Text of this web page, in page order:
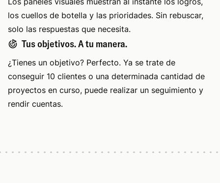
los cuellos de botella y las prioridades. Sin rebuscar,
solo las respuestas que necesita.
Tus objetivos. A tu manera.
¿Tienes un objetivo? Perfecto. Ya se trate de
conseguir 10 clientes o una determinada cantidad de
proyectos en curso, puede realizar un seguimiento y
rendir cuentas.